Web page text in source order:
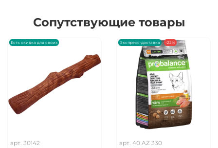
Сопутствующие товары
Есть скидка для своих
арт. 30142
Экспресс-доставка -22%
арт. 40 AZ 330